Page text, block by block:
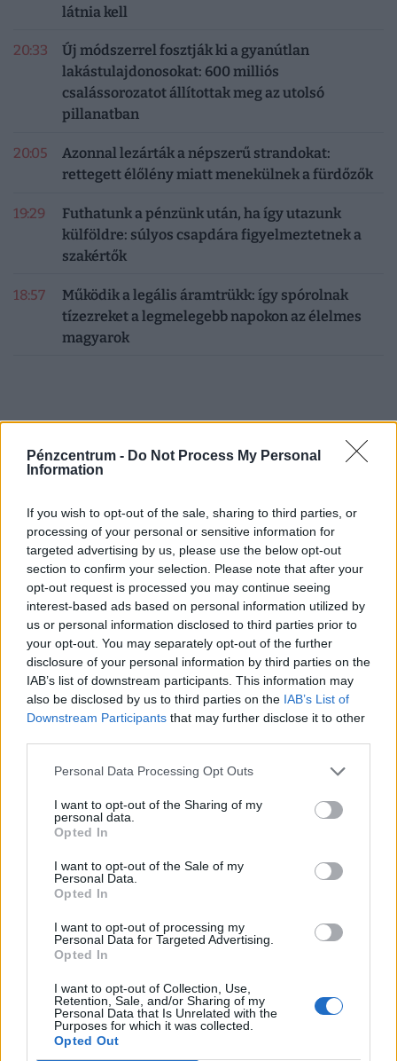
Pénzcentrum - Do Not Process My Personal
Information
If you wish to opt-out of the sale, sharing to third parties, or
processing of your personal or sensitive information for
targeted advertising by us, please use the below opt-out
section to confirm your selection. Please note that after your
opt-out request is processed you may continue seeing
interest-based ads based on personal information utilized by
us or personal information disclosed to third parties prior to
your opt-out. You may separately opt-out of the further
disclosure of your personal information by third parties on the
IAB’s list of downstream participants. This information may
also be disclosed by us to third parties on the IAB’s List of
Downstream Participants that may further disclose it to other
Personal Data Processing Opt Outs
I want to opt-out of the Sharing of my
personal data.
Opted In
I want to opt-out of the Sale of my
Personal Data.
Opted In
I want to opt-out of processing my
Personal Data for Targeted Advertising.
Opted In
I want to opt-out of Collection, Use,
Retention, Sale, and/or Sharing of my
Personal Data that Is Unrelated with the
Purposes for which it was collected.
Opted Out
látnia kell
20:33
Új módszerrel fosztják ki a gyanútlan
lakástulajdonosokat: 600 milliós
csalássorozatot állítottak meg az utolsó
pillanatban
20:05
Azonnal lezárták a népszerű strandokat:
rettegett élőlény miatt menekülnek a fürdőzők
19:29
Futhatunk a pénzünk után, ha így utazunk
külföldre: súlyos csapdára figyelmeztetnek a
szakértők
18:57
Működik a legális áramtrükk: így spórolnak
tízezreket a legmelegebb napokon az élelmes
magyarok
CÍMLAPRÓL AJÁNLJUK
Újabb rezsicsökkentés élesedik 2026 őszén:
tényleg tízezreket spórolhat ezzel sok magyar
háztulaj, aki most kivár?
2026. augusztus 6.
többen: tényleg a visszaváltási rendszer
megszüntetése lenne a megoldás?
2026. augusztus 7.
Működik a legális áramtrükk: így spórolnak
tízezreket a legmelegebb napokon az élelmes